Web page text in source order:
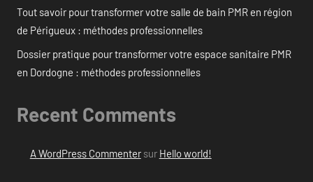
Tout savoir pour transformer votre salle de bain PMR en région
de Périgueux : méthodes professionnelles
Dossier pratique pour transformer votre espace sanitaire PMR
en Dordogne : méthodes professionnelles
Recent Comments
A WordPress Commentersur Hello world!